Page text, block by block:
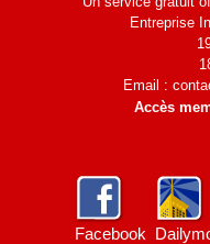
Entreprise
Email :
Accès
Facebook